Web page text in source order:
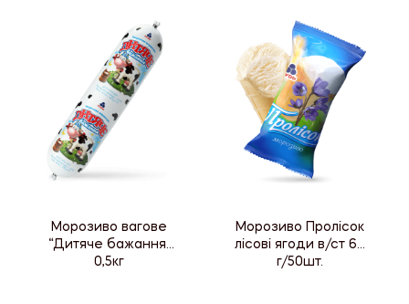
Морозиво вагове
“Дитяче бажання”
0,5кг
Морозиво Пролісок
лісові ягоди в/ст 60
г/50шт.